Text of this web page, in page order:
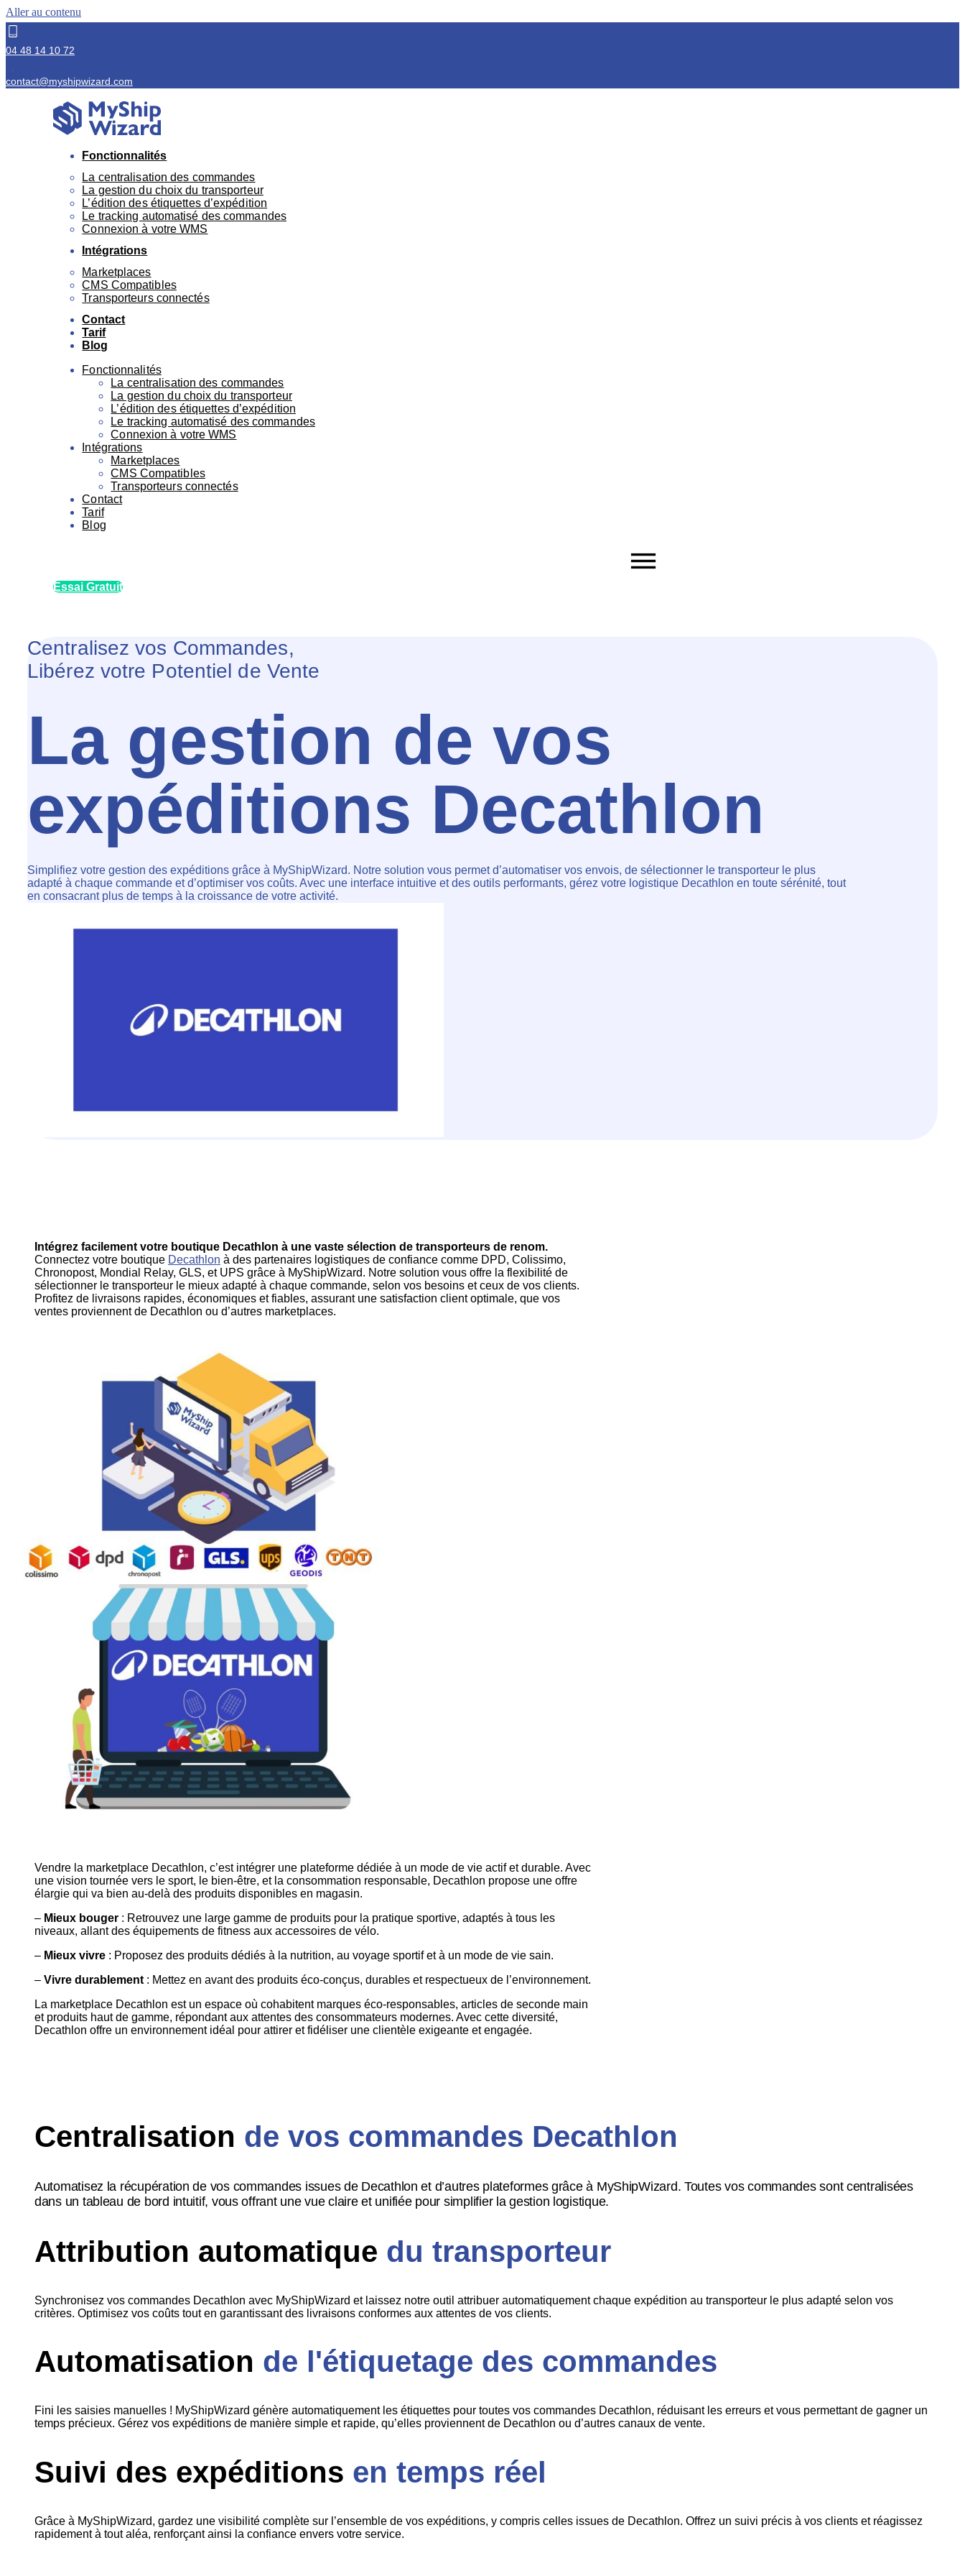
Aller au contenu
04 48 14 10 72
contact@myshipwizard.com
Fonctionnalités
La centralisation des commandes
La gestion du choix du transporteur
L’édition des étiquettes d’expédition
Le tracking automatisé des commandes
Connexion à votre WMS
Intégrations
Marketplaces
CMS Compatibles
Transporteurs connectés
Contact
Tarif
Blog
Fonctionnalités
La centralisation des commandes
La gestion du choix du transporteur
L’édition des étiquettes d’expédition
Le tracking automatisé des commandes
Connexion à votre WMS
Intégrations
Marketplaces
CMS Compatibles
Transporteurs connectés
Contact
Tarif
Blog
Essai Gratuit
Centralisez vos Commandes,
Libérez votre Potentiel de Vente
La gestion de vos
expéditions Decathlon
Simplifiez votre gestion des expéditions grâce à MyShipWizard. Notre solution vous permet d’automatiser vos envois, de sélectionner le transporteur le plus
adapté à chaque commande et d’optimiser vos coûts. Avec une interface intuitive et des outils performants, gérez votre logistique Decathlon en toute sérénité, tout
en consacrant plus de temps à la croissance de votre activité.
Intégrez facilement votre boutique Decathlon à une vaste sélection de transporteurs de renom.
Connectez votre boutique Decathlon à des partenaires logistiques de confiance comme DPD, Colissimo,
Chronopost, Mondial Relay, GLS, et UPS grâce à MyShipWizard. Notre solution vous offre la flexibilité de
sélectionner le transporteur le mieux adapté à chaque commande, selon vos besoins et ceux de vos clients.
Profitez de livraisons rapides, économiques et fiables, assurant une satisfaction client optimale, que vos
ventes proviennent de Decathlon ou d’autres marketplaces.
Vendre la marketplace Decathlon, c’est intégrer une plateforme dédiée à un mode de vie actif et durable. Avec
une vision tournée vers le sport, le bien-être, et la consommation responsable, Decathlon propose une offre
élargie qui va bien au-delà des produits disponibles en magasin.
– Mieux bouger : Retrouvez une large gamme de produits pour la pratique sportive, adaptés à tous les
niveaux, allant des équipements de fitness aux accessoires de vélo.
– Mieux vivre : Proposez des produits dédiés à la nutrition, au voyage sportif et à un mode de vie sain.
– Vivre durablement : Mettez en avant des produits éco-conçus, durables et respectueux de l’environnement.
La marketplace Decathlon est un espace où cohabitent marques éco-responsables, articles de seconde main
et produits haut de gamme, répondant aux attentes des consommateurs modernes. Avec cette diversité,
Decathlon offre un environnement idéal pour attirer et fidéliser une clientèle exigeante et engagée.
Centralisation de vos commandes Decathlon
Automatisez la récupération de vos commandes issues de Decathlon et d’autres plateformes grâce à MyShipWizard. Toutes vos commandes sont centralisées
dans un tableau de bord intuitif, vous offrant une vue claire et unifiée pour simplifier la gestion logistique.
Attribution automatique du transporteur
Synchronisez vos commandes Decathlon avec MyShipWizard et laissez notre outil attribuer automatiquement chaque expédition au transporteur le plus adapté selon vos
critères. Optimisez vos coûts tout en garantissant des livraisons conformes aux attentes de vos clients.
Automatisation de l'étiquetage des commandes
Fini les saisies manuelles ! MyShipWizard génère automatiquement les étiquettes pour toutes vos commandes Decathlon, réduisant les erreurs et vous permettant de gagner un
temps précieux. Gérez vos expéditions de manière simple et rapide, qu’elles proviennent de Decathlon ou d’autres canaux de vente.
Suivi des expéditions en temps réel
Grâce à MyShipWizard, gardez une visibilité complète sur l’ensemble de vos expéditions, y compris celles issues de Decathlon. Offrez un suivi précis à vos clients et réagissez
rapidement à tout aléa, renforçant ainsi la confiance envers votre service.